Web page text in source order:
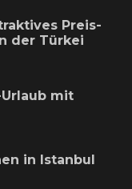
Preis-
der Türkei
mit
in Istanbul